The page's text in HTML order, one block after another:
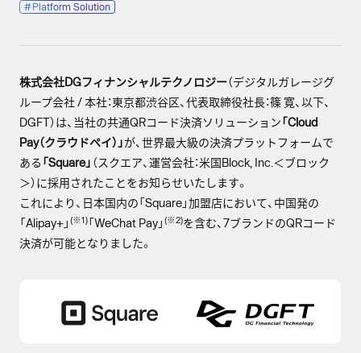
# Platform Solution
株式会社DGフィナンシャルテクノロジー（デジタルガレージグ
ループ会社 / 本社：東京都渋谷区、代表取締役社長：篠 寛、以下、
DGFT）は​、当社の共通QRコード決済ソリューション「Cloud
Pay（クラウドペイ）」が、世界最大級の決済プラットフォームで
ある 「Square」 （スクエア、運営会社：米国Block, Inc.＜ブロック
＞）に採用されたことをお知らせいたします。
これにより、日本国内の「Square」加盟店において、中国発の
「Alipay+」 (※1)「WeChat Pay」 (※2)を含む、7ブランドのQRコード
決済が可能となりました。